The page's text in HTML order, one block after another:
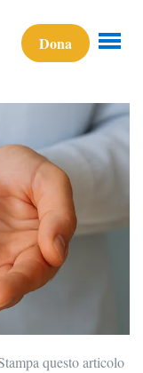
Dona
questo articolo